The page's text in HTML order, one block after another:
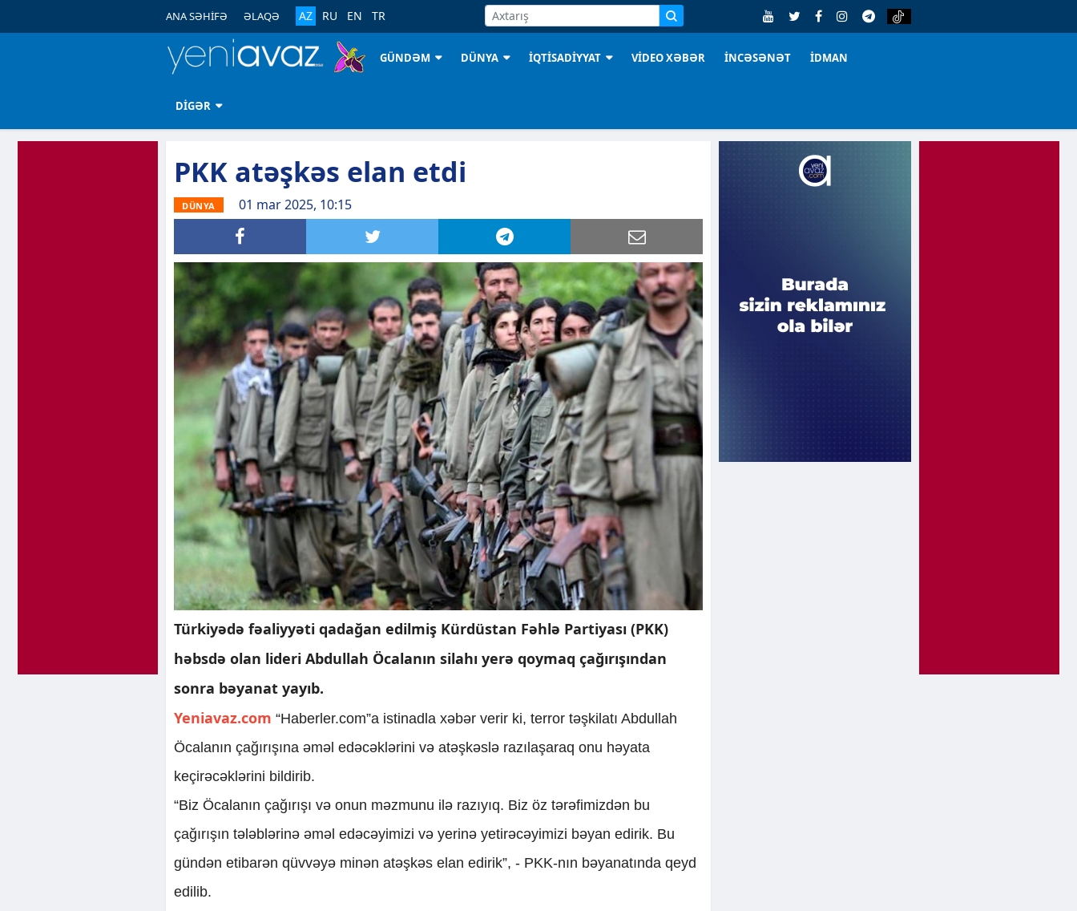
ANA SƏHİFƏ ƏLAQƏ AZ RU EN TR
GÜNDƏM DÜNYA İQTİSADİYYAT VİDEO XƏBƏR İNCƏSƏNƏT İDMAN
DİGƏR
PKK atəşkəs elan etdi
DÜNYA 01 mar 2025, 10:15
Türkiyədə fəaliyyəti qadağan edilmiş Kürdüstan Fəhlə Partiyası (PKK)
həbsdə olan lideri Abdullah Öcalanın silahı yerə qoymaq çağırışından
sonra bəyanat yayıb.
Yeniavaz.com “Haberler.com”a istinadla xəbər verir ki, terror təşkilatı Abdullah
Öcalanın çağırışına əməl edəcəklərini və atəşkəslə razılaşaraq onu həyata
keçirəcəklərini bildirib.
“Biz Öcalanın çağırışı və onun məzmunu ilə razıyıq. Biz öz tərəfimizdən bu
çağırışın tələblərinə əməl edəcəyimizi və yerinə yetirəcəyimizi bəyan edirik. Bu
gündən etibarən qüvvəyə minən atəşkəs elan edirik”, - PKK-nın bəyanatında qeyd
edilib.